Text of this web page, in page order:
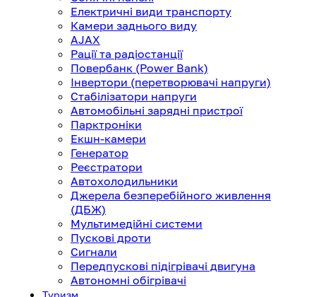
Електричні види транспорту
Камери заднього виду
AJAX
Рації та радіостанції
Повербанк (Power Bank)
Інвертори (перетворювачі напруги)
Стабілізатори напруги
Автомобільні зарядні пристрої
Парктроніки
Екшн-камери
Генератор
Реєстратори
Автохолодильники
Джерела безперебійного живлення
(ДБЖ)
Мультимедійні системи
Пускові дроти
Сигнали
Передпускові підігрівачі двигуна
Автономні обігрівачі
Туризм